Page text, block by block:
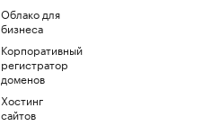
Облако для
бизнеса
Корпоративный
регистратор
доменов
Хостинг
сайтов